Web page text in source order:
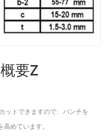
要Z
ットできますので、パンチを
めています。